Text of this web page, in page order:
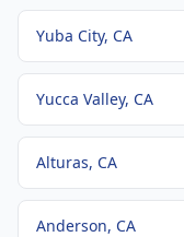
Yuba City, CA
Yucca Valley, CA
Alturas, CA
Anderson, CA